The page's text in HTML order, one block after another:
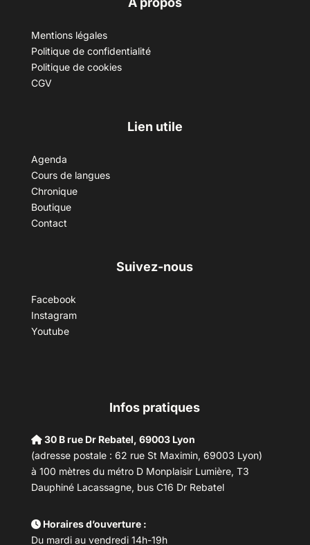
Mentions légales
Politique de confidentialité
Politique de cookies
CGV
Lien utile
Agenda
Cours de langues
Chronique
Boutique
Contact
Suivez-nous
Facebook
Instagram
Youtube
Infos pratiques
30 B rue Dr Rebatel, 69003 Lyon
(adresse postale : 62 rue St Maximin, 69003 Lyon)
à 100 mètres du métro D Monplaisir Lumière, T3
Dauphiné Lacassagne, bus C16 Dr Rebatel
Horaires d’ouverture :
Du mardi au vendredi 14h-19h